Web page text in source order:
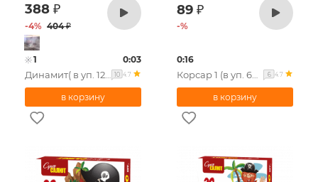
388 ₽
-4% 404₽
1 0:03
10 4.7
89 ₽
-%
0:16
6 4.7